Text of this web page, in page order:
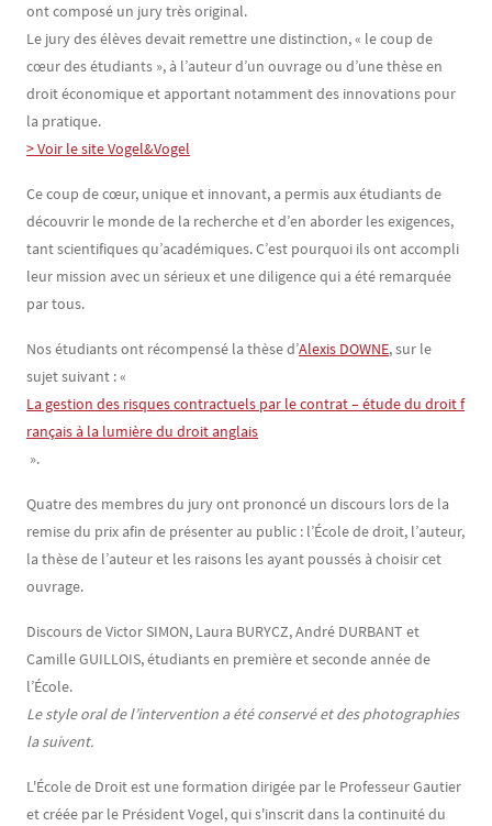
ont composé un jury très original.
Le jury des élèves devait remettre une distinction, « le coup de
cœur des étudiants », à l’auteur d’un ouvrage ou d’une thèse en
droit économique et apportant notamment des innovations pour
la pratique.
> Voir le site Vogel&Vogel
Ce coup de cœur, unique et innovant, a permis aux étudiants de
découvrir le monde de la recherche et d’en aborder les exigences,
tant scientifiques qu’académiques. C’est pourquoi ils ont accompli
leur mission avec un sérieux et une diligence qui a été remarquée
par tous.
Nos étudiants ont récompensé la thèse d’Alexis DOWNE, sur le
sujet suivant : «
La gestion des risques contractuels par le contrat – étude du droit f
rançais à la lumière du droit anglais
».
Quatre des membres du jury ont prononcé un discours lors de la
remise du prix afin de présenter au public : l’École de droit, l’auteur,
la thèse de l’auteur et les raisons les ayant poussés à choisir cet
ouvrage.
Discours de Victor SIMON, Laura BURYCZ, André DURBANT et
Camille GUILLOIS, étudiants en première et seconde année de
l’École.
Le style oral de l’intervention a été conservé et des photographies
la suivent.
L'École de Droit est une formation dirigée par le Professeur Gautier
et créée par le Président Vogel, qui s'inscrit dans la continuité du